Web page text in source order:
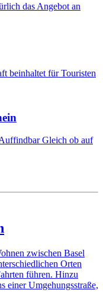
das Angebot an
beinhaltet für Touristen
Gleich ob auf
zwischen Basel
Orten
führen. Hinzu
einer Umgehungsstraße,